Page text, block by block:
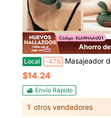
Ahorro
Local -47% Masajeador de hombros y cuello con calor, masajeador de cuello biónico 4D con calor y dedos que simula un masaje real con la palma de la mano para aliviar el dolor, masaje de tejido profundo,
$14.24
Envío Rápido
1 otros vendedores